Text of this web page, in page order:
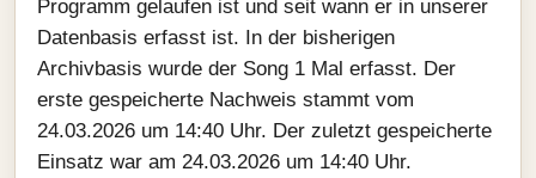
Programm gelaufen ist und seit wann er in unserer
Datenbasis erfasst ist. In der bisherigen
Archivbasis wurde der Song 1 Mal erfasst. Der
erste gespeicherte Nachweis stammt vom
24.03.2026 um 14:40 Uhr. Der zuletzt gespeicherte
Einsatz war am 24.03.2026 um 14:40 Uhr.